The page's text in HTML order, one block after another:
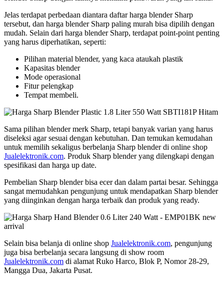
Jelas terdapat perbedaan diantara daftar harga blender Sharp
tersebut, dan harga blender Sharp paling murah bisa dipilih dengan
mudah. Selain dari harga blender Sharp, terdapat point-point penting
yang harus diperhatikan, seperti:
Pilihan material blender, yang kaca ataukah plastik
Kapasitas blender
Mode operasional
Fitur pelengkap
Tempat membeli.
Sama pilihan blender merk Sharp, tetapi banyak varian yang harus
diseleksi agar sesuai dengan kebutuhan. Dan temukan kemudahan
untuk memilih sekaligus berbelanja Sharp blender di online shop
Jualelektronik.com. Produk Sharp blender yang dilengkapi dengan
spesifikasi dan harga up date.
Pembelian Sharp blender bisa ecer dan dalam partai besar. Sehingga
sangat memudahkan pengunjung untuk mendapatkan Sharp blender
yang diinginkan dengan harga terbaik dan produk yang ready.
Selain bisa belanja di online shop Jualelektronik.com, pengunjung
juga bisa berbelanja secara langsung di show room
Jualelektronik.com di alamat Ruko Harco, Blok P, Nomor 28-29,
Mangga Dua, Jakarta Pusat.